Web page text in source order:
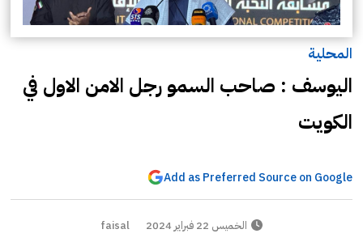
المحلية
اليوسف : صاحب السمو رجل الامن الاول في
الكويت
Add as Preferred Source on Google
الخميس 22 فبراير 2024 faisal